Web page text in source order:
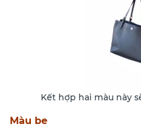
Kết hợp hai màu này
Màu be